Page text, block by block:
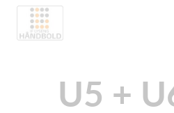
U5 +